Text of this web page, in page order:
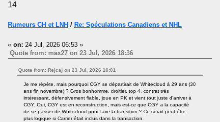
14
Rumeurs CH et LNH / Re: Spéculations Canadiens et NHL
« on: 24 Jul, 2026 06:53 »
Quote from: max27 on 23 Jul, 2026 18:36
Quote from: Rejcaj on 23 Jul, 2026 10:01
Je me répète, mais pourquoi CGY se départirait de Whitecloud à 29 ans (30
ans fin novembre) ? Gros bonhomme, droitier, top 4, contrat très
intéressant, défensivement fiable, joue en PK et vient tout juste d'arriver à
CGY. Oui, CGY est en reconstruction, mais est-ce que CGY a la capacité
de se passer de Whitecloud pour faire la transition ? Ce serait peut-être
plus logique si Carrier était inclus dans la transaction.